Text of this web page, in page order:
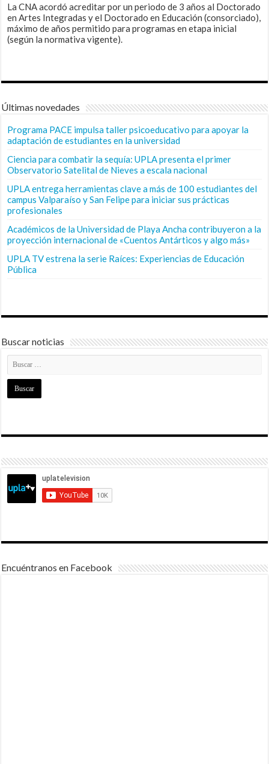
La CNA acordó acreditar por un periodo de 3 años al Doctorado
en Artes Integradas y el Doctorado en Educación (consorciado),
máximo de años permitido para programas en etapa inicial
(según la normativa vigente).
Últimas novedades
Programa PACE impulsa taller psicoeducativo para apoyar la
adaptación de estudiantes en la universidad
Ciencia para combatir la sequía: UPLA presenta el primer
Observatorio Satelital de Nieves a escala nacional
UPLA entrega herramientas clave a más de 100 estudiantes del
campus Valparaíso y San Felipe para iniciar sus prácticas
profesionales
Académicos de la Universidad de Playa Ancha contribuyeron a la
proyección internacional de «Cuentos Antárticos y algo más»
UPLA TV estrena la serie Raíces: Experiencias de Educación
Pública
Buscar noticias
Encuéntranos en Facebook